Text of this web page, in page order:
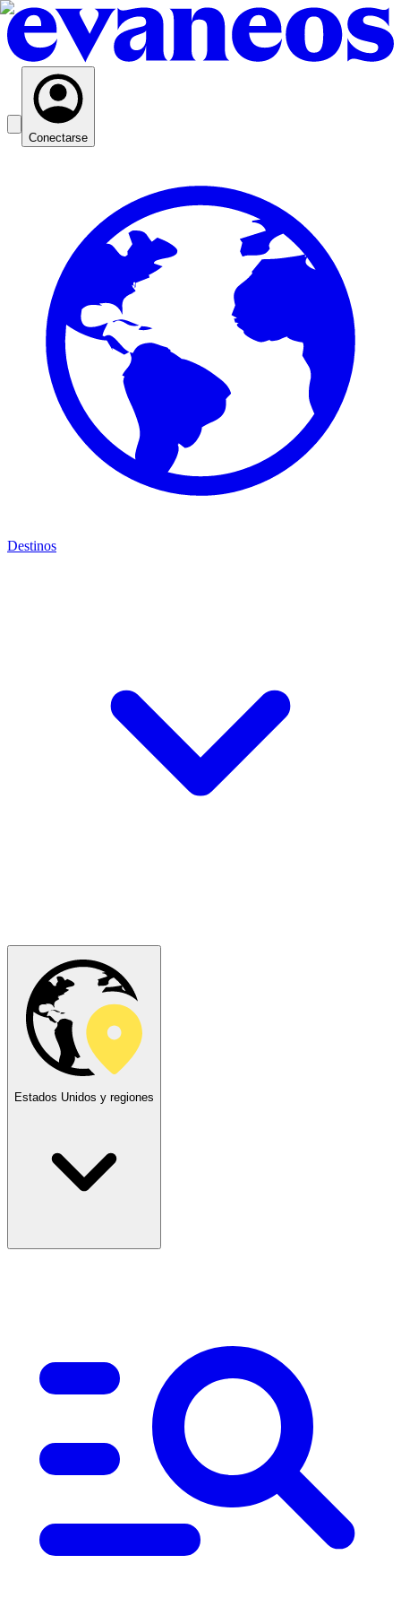
Conectarse
Destinos
Estados Unidos y regiones